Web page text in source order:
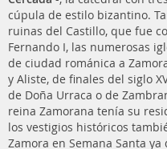
cúpula de estilo bizantino.
ruinas del Castillo, que fue
Fernando I, las numerosas
de ciudad románica a
y Aliste, de finales del siglo
de Doña Urraca o de
reina Zamorana tenía su
los vestigios históricos
Zamora en Semana Santa